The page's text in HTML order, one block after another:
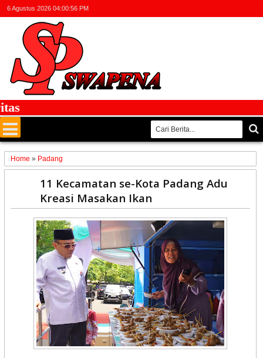
6 Agustus 2026 04:00:56 PM
Home » Padang
11 Kecamatan se-Kota Padang Adu
Kreasi Masakan Ikan